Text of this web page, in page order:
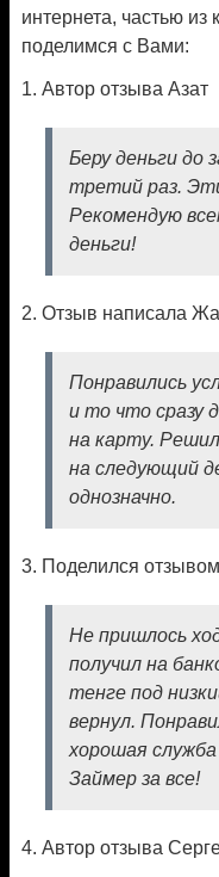
интернета, частью
поделимся с Вами:
1. Автор отзыва Азат
Беру деньги до
третий раз.
Рекомендую
деньги!
2. Отзыв написала
Понравились
и то что сразу
на карту.
на следующий
однозначно.
3. Поделился
Не пришлось
получил на
тенге под
вернул.
хорошая
Займер за все!
4. Автор отзыва